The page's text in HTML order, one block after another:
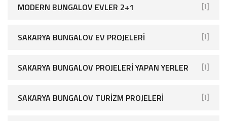
MODERN BUNGALOV EVLER 2+1 [1]
SAKARYA BUNGALOV EV PROJELERI [1]
SAKARYA BUNGALOV PROJELERI YAPAN YERLER [1]
SAKARYA BUNGALOV TURIZM PROJELERI [1]